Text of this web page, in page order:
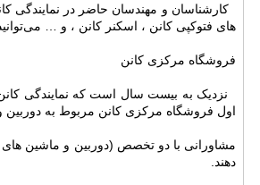
کارشناسان و مهندسان حاضر در نمایندگی
های فتوکپی کانن ، اسکنر کانن ، و …
فروشگاه مرکزی کانن
نزدیک به بیست سال است که نمایندگی
اول فروشگاه مرکزی کانن مربوط به
مشاورانی با دو تخصص (دوربین و ماشین
دهند.